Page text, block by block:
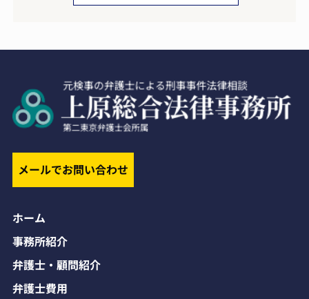
メールでお問い合わせ
ホーム
事務所紹介
弁護士・顧問紹介
弁護士費用